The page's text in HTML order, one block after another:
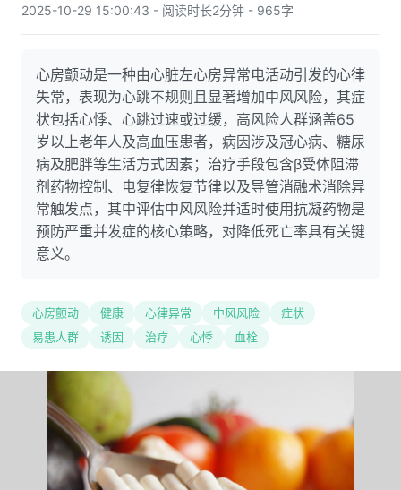
2025-10-29 15:00:43 - 阅读时长2分钟 - 965字
心房颤动是一种由心脏左心房异常电活动引发的心律
失常，表现为心跳不规则且显著增加中风风险，其症
状包括心悸、心跳过速或过缓，高风险人群涵盖65
岁以上老年人及高血压患者，病因涉及冠心病、糖尿
病及肥胖等生活方式因素；治疗手段包含β受体阻滞
剂药物控制、电复律恢复节律以及导管消融术消除异
常触发点，其中评估中风风险并适时使用抗凝药物是
预防严重并发症的核心策略，对降低死亡率具有关键
意义。
心房颤动 健康 心律异常 中风风险
症状
易患人群
诱因 治疗 心悸 血栓